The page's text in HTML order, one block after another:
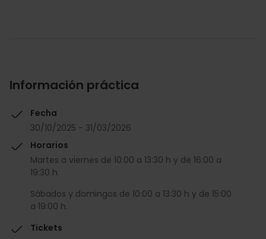
Información práctica
Fecha
30/10/2025 - 31/03/2026
Horarios
Martes a viernes de 10:00 a 13:30 h y de 16:00 a
19:30 h.
Sábados y domingos de 10:00 a 13:30 h y de 15:00
a 19:00 h.
Tickets